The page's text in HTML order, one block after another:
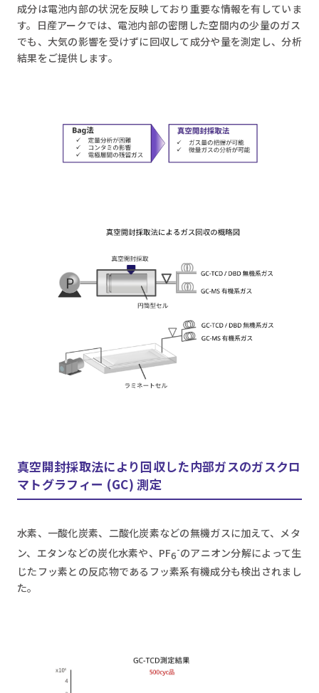
成分は電池内部の状況を反映しており重要な情報を有していま
す。日産アークでは、電池内部の密閉した空間内の少量のガス
でも、大気の影響を受けずに回収して成分や量を測定し、分析
結果をご提供します。
真空開封採取法により回収した内部ガスのガスクロ
マトグラフィー (GC) 測定
水素、一酸化炭素、二酸化炭素などの無機ガスに加えて、メタ
ン、エタンなどの炭化水素や、PF6-のアニオン分解によって生
じたフッ素との反応物であるフッ素系有機成分も検出されまし
た。